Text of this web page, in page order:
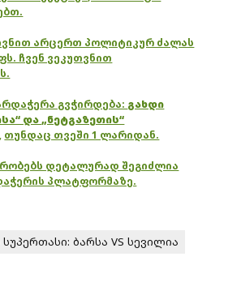
არცერთ პოლიტიკურ ძალას
ჩვენ ვეკუთვნით
გვჭირდება: გახდი
და „ნეტგაზეთის“
, თუნდაც თვეში 1 ლარიდან.
დეტალურად შეგიძლია
პლატფორმაზე.
ბარსა VS სევილია